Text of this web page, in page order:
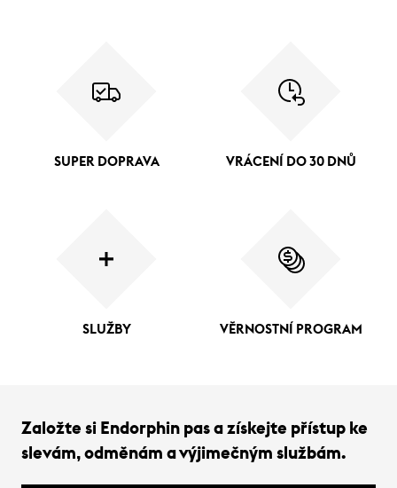
SUPER DOPRAVA VRÁCENÍ DO 30 DNŮ
SLUŽBY VĚRNOSTNÍ PROGRAM
Založte si Endorphin pas a získejte přístup ke
slevám, odměnám a výjimečným službám.